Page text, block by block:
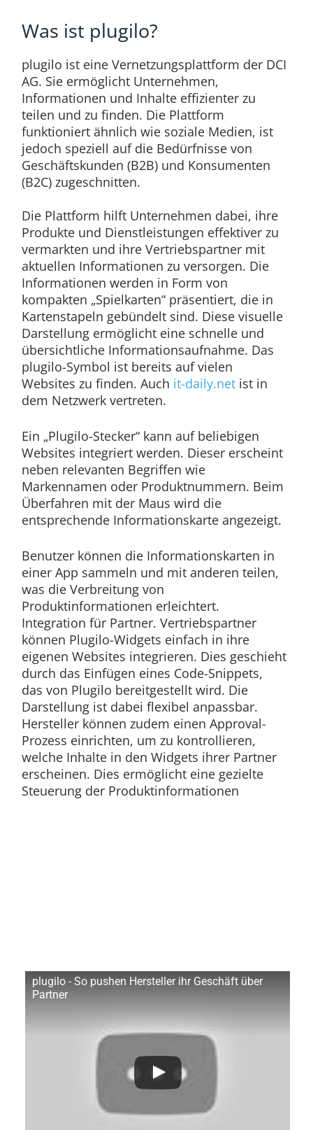
Was ist plugilo?
plugilo ist eine Vernetzungsplattform der DCI
AG. Sie ermöglicht Unternehmen,
Informationen und Inhalte effizienter zu
teilen und zu finden. Die Plattform
funktioniert ähnlich wie soziale Medien, ist
jedoch speziell auf die Bedürfnisse von
Geschäftskunden (B2B) und Konsumenten
(B2C) zugeschnitten.
Die Plattform hilft Unternehmen dabei, ihre
Produkte und Dienstleistungen effektiver zu
vermarkten und ihre Vertriebspartner mit
aktuellen Informationen zu versorgen. Die
Informationen werden in Form von
kompakten „Spielkarten“ präsentiert, die in
Kartenstapeln gebündelt sind. Diese visuelle
Darstellung ermöglicht eine schnelle und
übersichtliche Informationsaufnahme. Das
plugilo-Symbol ist bereits auf vielen
Websites zu finden. Auch it-daily.netist in
dem Netzwerk vertreten.
Ein „Plugilo-Stecker“ kann auf beliebigen
Websites integriert werden. Dieser erscheint
neben relevanten Begriffen wie
Markennamen oder Produktnummern. Beim
Überfahren mit der Maus wird die
entsprechende Informationskarte angezeigt.
Benutzer können die Informationskarten in
einer App sammeln und mit anderen teilen,
was die Verbreitung von
Produktinformationen erleichtert.
Integration für Partner. Vertriebspartner
können Plugilo-Widgets einfach in ihre
eigenen Websites integrieren. Dies geschieht
durch das Einfügen eines Code-Snippets,
das von Plugilo bereitgestellt wird. Die
Darstellung ist dabei flexibel anpassbar.
Hersteller können zudem einen Approval-
Prozess einrichten, um zu kontrollieren,
welche Inhalte in den Widgets ihrer Partner
erscheinen. Dies ermöglicht eine gezielte
Steuerung der Produktinformationen
plugilo - So pushen Hersteller ihr Geschäft über
Partner